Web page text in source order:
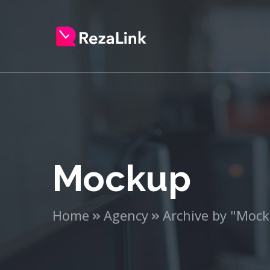
Mockup
Home Agency Archive by